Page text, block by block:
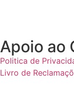
Apoio ao
Politica de
Livro de